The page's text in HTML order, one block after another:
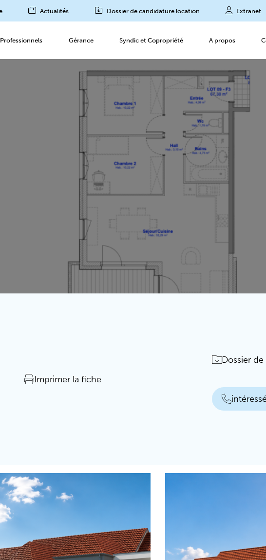
Actualités Dossier de candidature location Extranet
Professionnels Gérance Syndic et Copropriété A propos
Imprimer la fiche
Dossier